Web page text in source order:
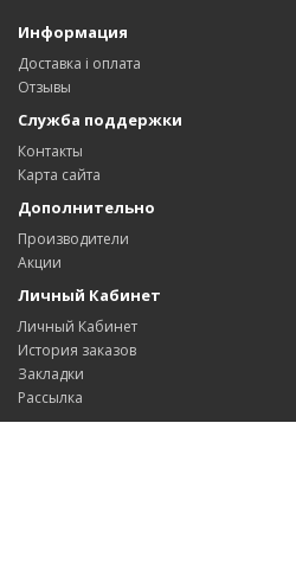
Информация
Доставка і оплата
Отзывы
Служба поддержки
Контакты
Карта сайта
Дополнительно
Производители
Акции
Личный Кабинет
Личный Кабинет
История заказов
Закладки
Рассылка